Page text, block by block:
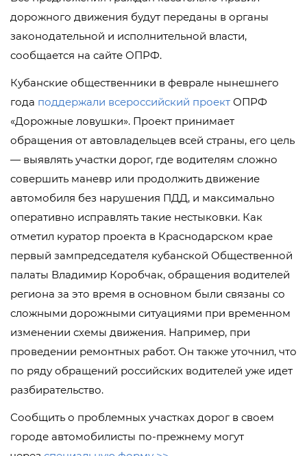
дорожного движения будут переданы в органы
законодательной и исполнительной власти,
сообщается на сайте ОПРФ.
Кубанские общественники в феврале нынешнего
года поддержали всероссийский проект ОПРФ
«Дорожные ловушки». Проект принимает
обращения от автовладельцев всей страны, его цель
— выявлять участки дорог, где водителям сложно
совершить маневр или продолжить движение
автомобиля без нарушения ПДД, и максимально
оперативно исправлять такие нестыковки. Как
отметил куратор проекта в Краснодарском крае
первый зампредседателя кубанской Общественной
палаты Владимир Коробчак, обращения водителей
региона за это время в основном были связаны со
сложными дорожными ситуациями при временном
изменении схемы движения. Например, при
проведении ремонтных работ. Он также уточнил, что
по ряду обращений российских водителей уже идет
разбирательство.
Сообщить о проблемных участках дорог в своем
городе автомобилисты по-прежнему могут